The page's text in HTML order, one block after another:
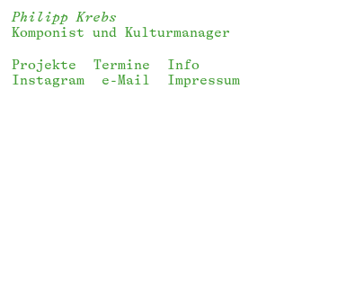
Philipp Krebs
Komponist und Kulturmanager
Projekte Termine
Info
Instagram
e-Mail Impressum